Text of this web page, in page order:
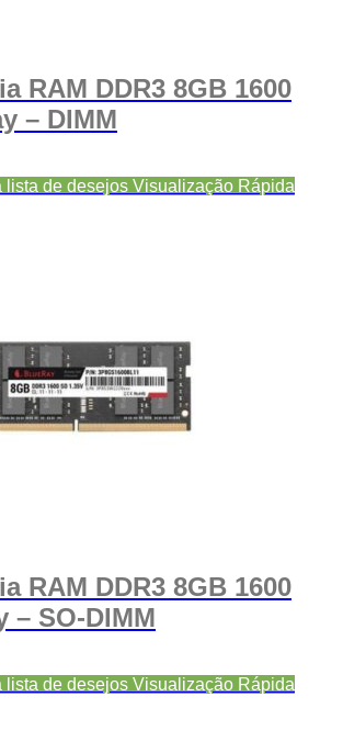
RAM DDR3 8GB 1600
– DIMM
lista de desejos Visualização Rápida
RAM DDR3 8GB 1600
– SO-DIMM
lista de desejos Visualização Rápida